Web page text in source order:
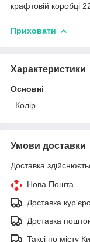
крафтовій коробці
Приховати
Характеристики
Основні
Колір
Умови доставки
Доставка
Нова Пошта
Доставка
Доставка
Таксі по місту